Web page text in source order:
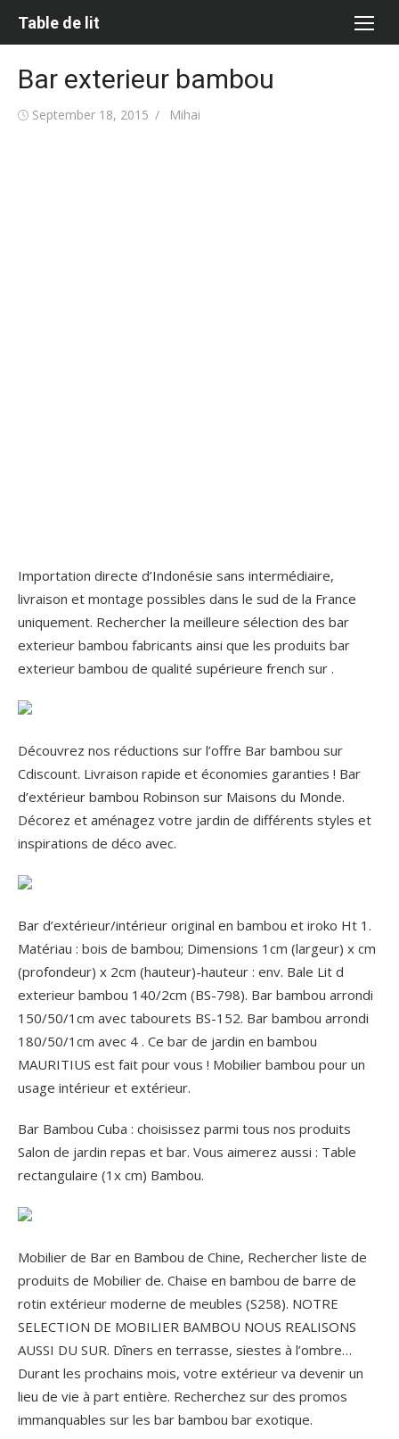
Table de lit
Bar exterieur bambou
Posted
September 18, 2015 Author
Mihai
Importation directe d’Indonésie sans intermédiaire,
livraison et montage possibles dans le sud de la France
uniquement. Rechercher la meilleure sélection des bar
exterieur bambou fabricants ainsi que les produits bar
exterieur bambou de qualité supérieure french sur .
Découvrez nos réductions sur l’offre Bar bambou sur
Cdiscount. Livraison rapide et économies garanties ! Bar
d’extérieur bambou Robinson sur Maisons du Monde.
Décorez et aménagez votre jardin de différents styles et
inspirations de déco avec.
Bar d’extérieur/intérieur original en bambou et iroko Ht 1.
Matériau : bois de bambou; Dimensions 1cm (largeur) x cm
(profondeur) x 2cm (hauteur)-hauteur : env. Bale Lit d
exterieur bambou 140/2cm (BS-798). Bar bambou arrondi
150/50/1cm avec tabourets BS-152. Bar bambou arrondi
180/50/1cm avec 4 . Ce bar de jardin en bambou
MAURITIUS est fait pour vous ! Mobilier bambou pour un
usage intérieur et extérieur.
Bar Bambou Cuba : choisissez parmi tous nos produits
Salon de jardin repas et bar. Vous aimerez aussi : Table
rectangulaire (1x cm) Bambou.
Mobilier de Bar en Bambou de Chine, Rechercher liste de
produits de Mobilier de. Chaise en bambou de barre de
rotin extérieur moderne de meubles (S258). NOTRE
SELECTION DE MOBILIER BAMBOU NOUS REALISONS
AUSSI DU SUR. Dîners en terrasse, siestes à l’ombre…
Durant les prochains mois, votre extérieur va devenir un
lieu de vie à part entière. Recherchez sur des promos
immanquables sur les bar bambou bar exotique.